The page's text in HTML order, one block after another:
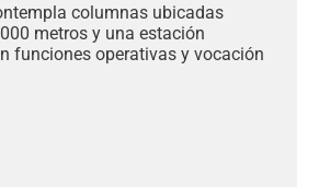
columnas ubicadas
metros y una estación
funciones operativas y vocación